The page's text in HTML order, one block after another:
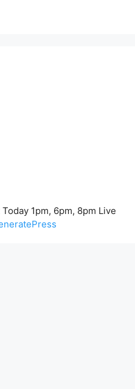
1pm, 6pm, 8pm Live